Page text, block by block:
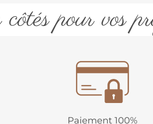
pour vos
Paiement 100%